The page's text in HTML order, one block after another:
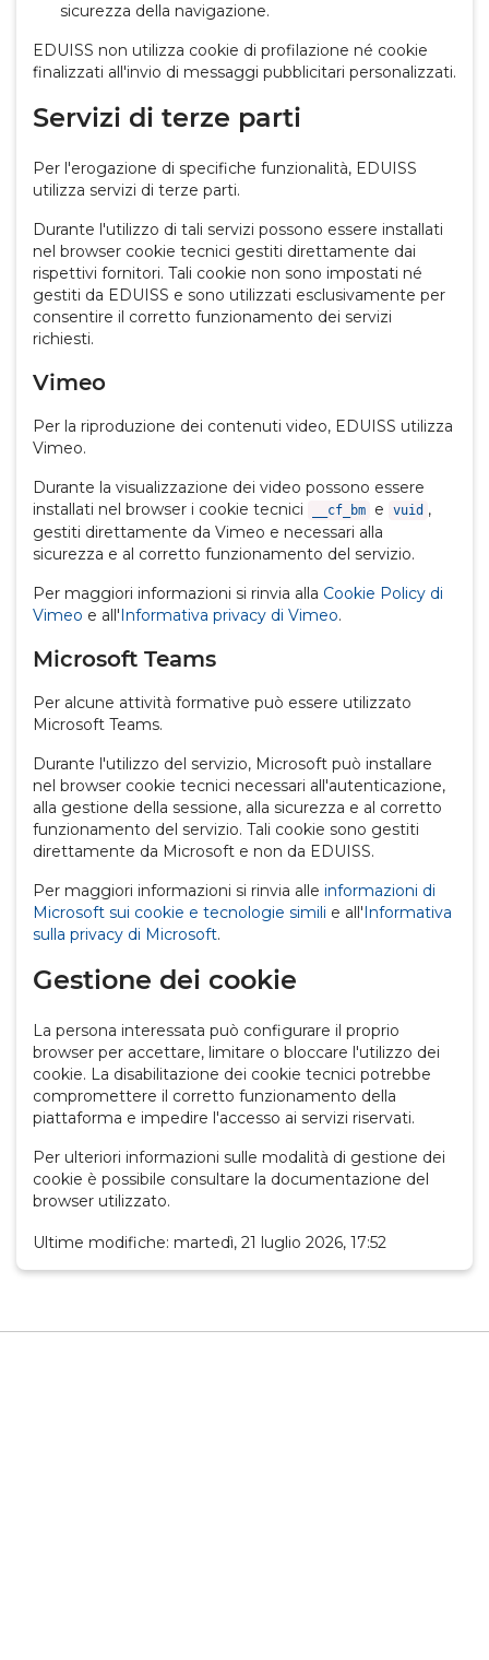
sicurezza della navigazione.
EDUISS non utilizza cookie di profilazione né cookie
finalizzati all'invio di messaggi pubblicitari personalizzati.
Servizi di terze parti
Per l'erogazione di specifiche funzionalità, EDUISS
utilizza servizi di terze parti.
Durante l'utilizzo di tali servizi possono essere installati
nel browser cookie tecnici gestiti direttamente dai
rispettivi fornitori. Tali cookie non sono impostati né
gestiti da EDUISS e sono utilizzati esclusivamente per
consentire il corretto funzionamento dei servizi
richiesti.
Vimeo
Per la riproduzione dei contenuti video, EDUISS utilizza
Vimeo.
Durante la visualizzazione dei video possono essere
installati nel browser i cookie tecnici
__cf_bm e vuid ,
gestiti direttamente da Vimeo e necessari alla
sicurezza e al corretto funzionamento del servizio.
Per maggiori informazioni si rinvia alla Cookie Policy di
Vimeo e all'Informativa privacy di Vimeo.
Microsoft Teams
Per alcune attività formative può essere utilizzato
Microsoft Teams.
Durante l'utilizzo del servizio, Microsoft può installare
nel browser cookie tecnici necessari all'autenticazione,
alla gestione della sessione, alla sicurezza e al corretto
funzionamento del servizio. Tali cookie sono gestiti
direttamente da Microsoft e non da EDUISS.
Per maggiori informazioni si rinvia alle informazioni di
Microsoft sui cookie e tecnologie simili e all'Informativa
sulla privacy di Microsoft.
Gestione dei cookie
La persona interessata può configurare il proprio
browser per accettare, limitare o bloccare l'utilizzo dei
cookie. La disabilitazione dei cookie tecnici potrebbe
compromettere il corretto funzionamento della
piattaforma e impedire l'accesso ai servizi riservati.
Per ulteriori informazioni sulle modalità di gestione dei
cookie è possibile consultare la documentazione del
browser utilizzato.
Ultime modifiche: martedì, 21 luglio 2026, 17:52